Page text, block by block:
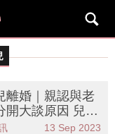
離婚｜親認與老
開大談原因 兒子
照顧
13 Sep 2023